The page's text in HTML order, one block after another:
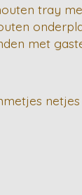
tray
met